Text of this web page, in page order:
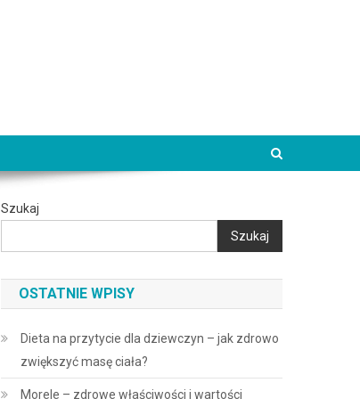
Szukaj
Szukaj
OSTATNIE WPISY
Dieta na przytycie dla dziewczyn – jak zdrowo
zwiększyć masę ciała?
Morele – zdrowe właściwości i wartości